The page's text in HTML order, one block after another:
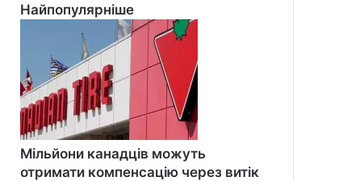
Найпопулярніше
Мільйони канадців можуть
отримати компенсацію через витік